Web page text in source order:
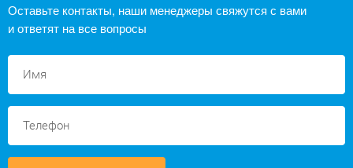
Оставьте контакты, наши менеджеры свяжутся с вами
и ответят на все вопросы